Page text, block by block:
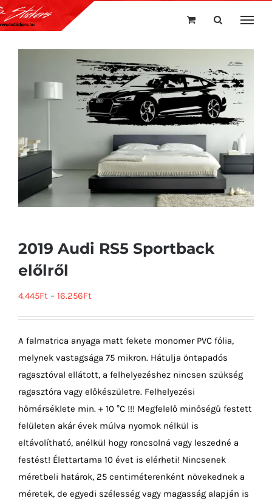
Kihagyás
2019 Audi RS5 Sportback
előlről
4.445Ft – 16.256Ft
A falmatrica anyaga matt fekete monomer PVC fólia,
melynek vastagsága 75 mikron. Hátulja öntapadós
ragasztóval ellátott, a felhelyezéshez nincsen szükség
ragasztóra vagy előkészületre. Felhelyezési
hőmérséklete min. + 10 °C !!! Megfelelő minőségű festett
felületen akár évek múlva nyomok nélkül is
eltávolítható, anélkül hogy roncsolná vagy leszedné a
festést! Élettartama 10 évet is elérheti! Nincsenek
méretbeli határok, 25 centiméterenként növekednek a
méretek, de egyedi szélesség vagy magasság alapján is